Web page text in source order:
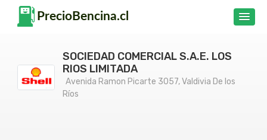
SOCIEDAD COMERCIAL S.A.E. LOS
RIOS LIMITADA
Avenida Ramon Picarte 3057, Valdivia De los
Ríos